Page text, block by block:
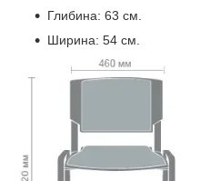
Глибина: 63 см.
Ширина: 54 см.